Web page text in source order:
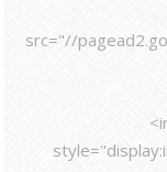
src="//